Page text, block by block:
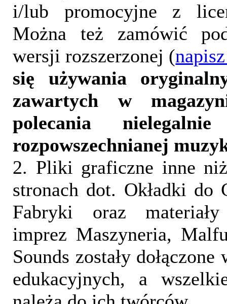
i/lub promocyjne z
Można też zamówić
wersji rozszerzonej (
się używania
zawartych w
polecania
rozpowszechnianej
2. Pliki graficzne inne
stronach dot. Okładki do
Fabryki oraz
imprez Maszyneria,
Sounds zostały
edukacyjnych, a